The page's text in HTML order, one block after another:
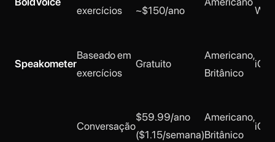
exercícios ~$150/ano Web
Speakometer
Baseado em
exercícios
Gratuito
Americano,
Britânico
Conversação
$59.99/ano
($1.15/semana)
Americano,
Britânico
iOS